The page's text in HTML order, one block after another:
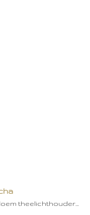
theelichthouder…